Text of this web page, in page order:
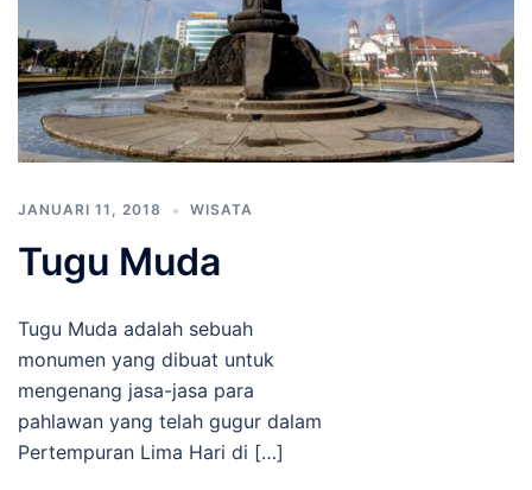
JANUARI 11, 2018 WISATA
Tugu Muda
Tugu Muda adalah sebuah
monumen yang dibuat untuk
mengenang jasa-jasa para
pahlawan yang telah gugur dalam
Pertempuran Lima Hari di […]